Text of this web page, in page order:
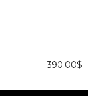
390.00$